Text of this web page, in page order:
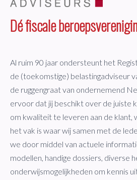
Dé fiscale
Al ruim 90 jaar ondersteunt het
de (toekomstige) belastingadviseur
de ruggengraat van ondernemend
ervoor dat jij beschikt over de juiste
om kwaliteit te leveren aan de klant,
het vak is waar wij samen met de
we door middel van actuele
modellen, handige dossiers, diverse
onderwijsmogelijkheden om kennis